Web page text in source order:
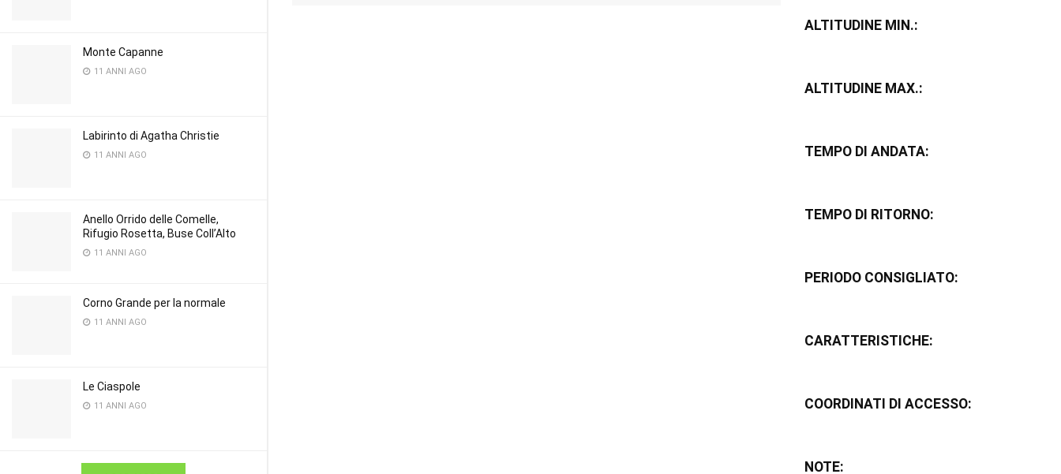
Monte Capanne
11 ANNI AGO
Labirinto di Agatha Christie
11 ANNI AGO
Anello Orrido delle Comelle,
Rifugio Rosetta, Buse Coll’Alto
11 ANNI AGO
Corno Grande per la normale
11 ANNI AGO
Le Ciaspole
11 ANNI AGO
ALTITUDINE MIN.:
ALTITUDINE MAX.:
TEMPO DI ANDATA:
TEMPO DI RITORNO:
PERIODO CONSIGLIATO:
CARATTERISTICHE:
COORDINATI DI ACCESSO:
NOTE: